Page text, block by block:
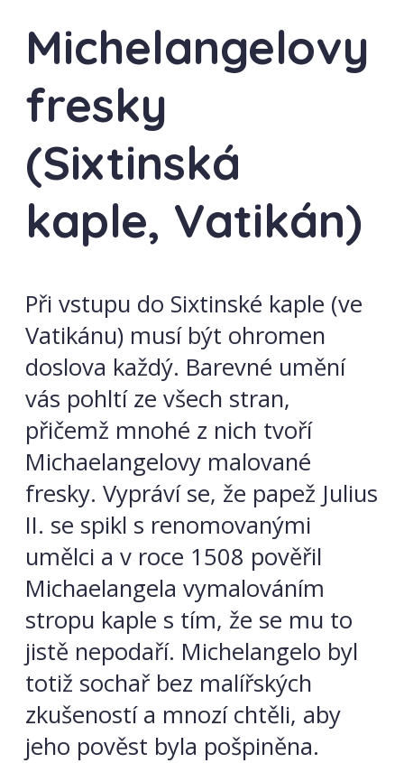
Michelangelovy
fresky
(Sixtinská
kaple, Vatikán)
Při vstupu do Sixtinské kaple (ve
Vatikánu) musí být ohromen
doslova každý. Barevné umění
vás pohltí ze všech stran,
přičemž mnohé z nich tvoří
Michaelangelovy malované
fresky. Vypráví se, že papež Julius
II. se spikl s renomovanými
umělci a v roce 1508 pověřil
Michaelangela vymalováním
stropu kaple s tím, že se mu to
jistě nepodaří. Michelangelo byl
totiž sochař bez malířských
zkušeností a mnozí chtěli, aby
jeho pověst byla pošpiněna.